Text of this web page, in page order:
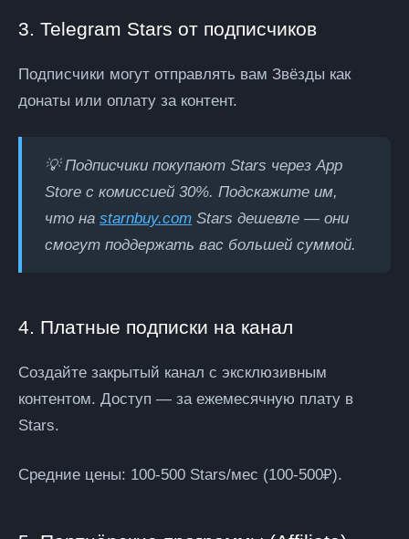
3. Telegram Stars от подписчиков
Подписчики могут отправлять вам Звёзды как
донаты или оплату за контент.
💡 Подписчики покупают Stars через App
Store с комиссией 30%. Подскажите им,
что наstarnbuy.com Stars дешевле — они
смогут поддержать вас большей суммой.
4. Платные подписки на канал
Создайте закрытый канал с эксклюзивным
контентом. Доступ — за ежемесячную плату в
Stars.
Средние цены: 100-500 Stars/мес (100-500₽).